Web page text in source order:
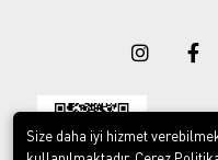
Size daha iyi hizmet